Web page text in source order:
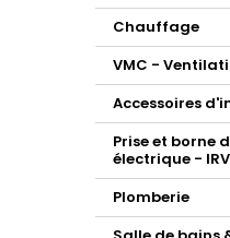
Chauffage
VMC -
Accessoires
Prise et borne
électrique -
Plomberie